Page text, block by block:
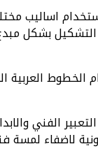
اساليب
بشكل
الخطوط
الفني
لاضفاء لمسة